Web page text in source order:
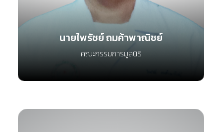
นายไพรัชย์ ถมค้าพาณิชย์
คณะกรรมการมูลนิธิ